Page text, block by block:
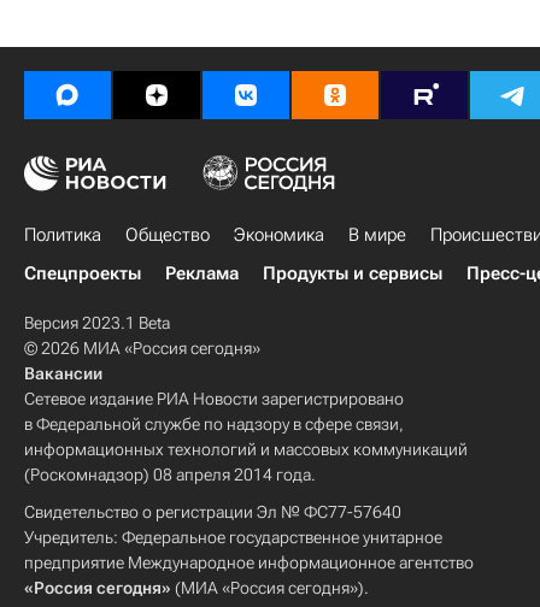
Политика Общество Экономика В мире
Спецпроекты
Реклама Продукты и сервисы Пресс-
Версия 2023.1 Beta
© 2026 МИА «Россия сегодня»
Вакансии
Сетевое издание РИА Новости зарегистрировано
в Федеральной службе по надзору в сфере связи,
информационных технологий и массовых коммуникаций
(Роскомнадзор) 08 апреля 2014 года.
Свидетельство о регистрации Эл № ФС77-57640
Учредитель: Федеральное государственное унитарное
предприятие Международное информационное агентство
«Россия сегодня» (МИА «Россия сегодня»).